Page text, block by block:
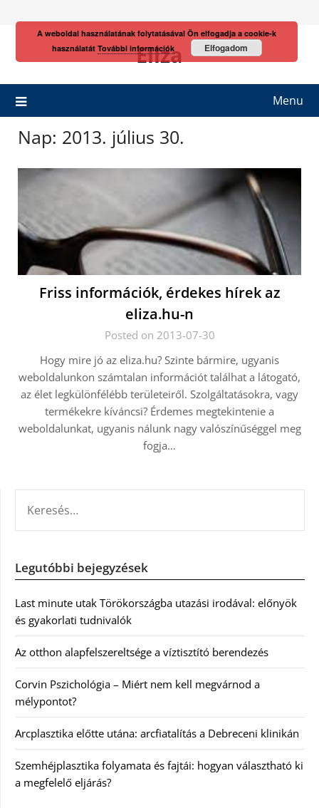
Eliza
Menu
Nap: 2013. július 30.
Friss információk, érdekes hírek az
eliza.hu-n
Posted on 2013-07-30
Hogy mire jó az eliza.hu? Szinte bármire, ugyanis
weboldalunkon számtalan információt találhat a látogató,
az élet legkülönfélébb területeiről. Szolgáltatásokra, vagy
termékekre kíváncsi? Érdemes megtekintenie a
weboldalunkat, ugyanis nálunk nagy valószínűséggel meg
fogja…
Legutóbbi bejegyzések
Last minute utak Törökországba utazási irodával: előnyök
és gyakorlati tudnivalók
Az otthon alapfelszereltsége a víztisztító berendezés
Corvin Pszichológia – Miért nem kell megvárnod a
mélypontot?
Arcplasztika előtte utána: arcfiatalítás a Debreceni klinikán
Szemhéjplasztika folyamata és fajtái: hogyan választható ki
a megfelelő eljárás?
A weboldal használatának folytatásával Ön elfogadja a cookie-k
használatát További információk Elfogadom